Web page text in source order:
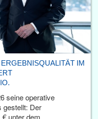
IM
seine operative
gestellt: Der